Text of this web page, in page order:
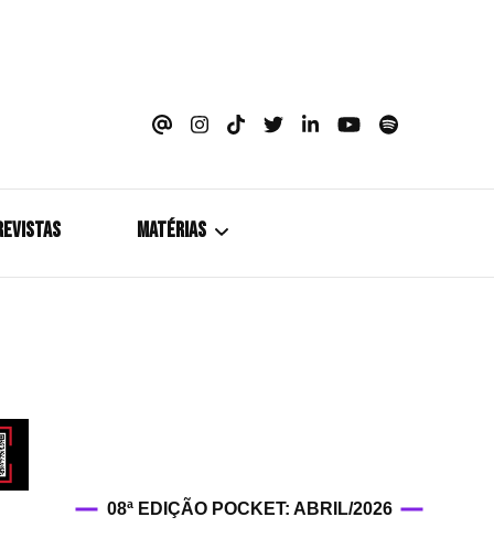
MATÉRIAS
08ª EDIÇÃO POCKET: ABRIL/2026